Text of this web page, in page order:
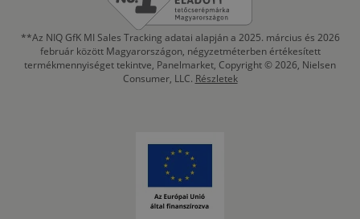
**Az NIQ GfK MI Sales Tracking adatai alapján a 2025. március és 2026
február között Magyarországon, négyzetméterben értékesített
termékmennyiséget tekintve, Panelmarket, Copyright © 2026, Nielsen
Consumer, LLC. Részletek